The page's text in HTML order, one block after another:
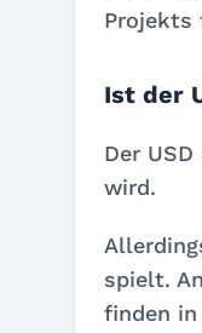
Projekts
Ist der
Der
wird.
spielt.
finden in